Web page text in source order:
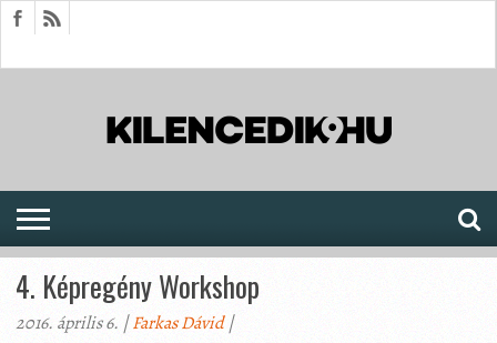
4. Képregény Workshop
2016. április 6. |Farkas Dávid|